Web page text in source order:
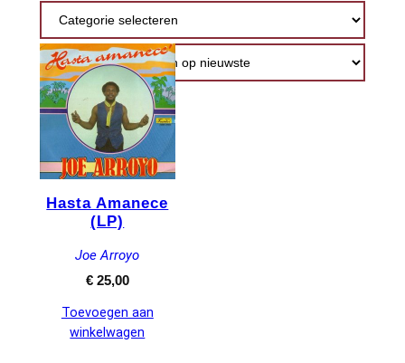
Hasta Amanece
(LP)
Joe Arroyo
€25,00
Toevoegen aan
winkelwagen